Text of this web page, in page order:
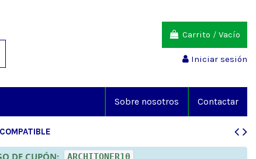
Carrito / Vacío
Iniciar sesión
Contactar
Sobre nosotros
DE CUPÓN: ARCHITONER10